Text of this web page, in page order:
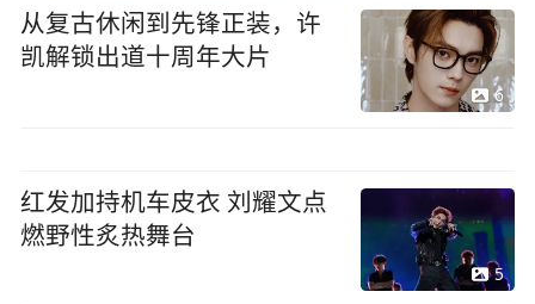
从复古休闲到先锋正装，许
凯解锁出道十周年大片
6
红发加持机车皮衣 刘耀文点
燃野性炙热舞台
5